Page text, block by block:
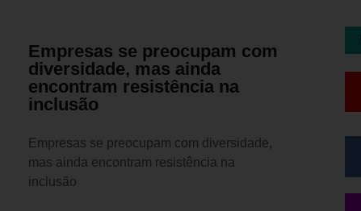
Empresas se preocupam com
diversidade, mas ainda
encontram resistência na
inclusão
Empresas se preocupam com diversidade,
mas ainda encontram resistência na
inclusão